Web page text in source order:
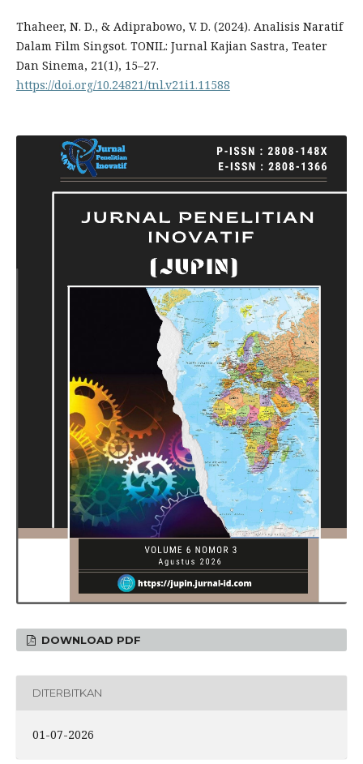
Thaheer, N. D., & Adiprabowo, V. D. (2024). Analisis Naratif
Dalam Film Singsot. TONIL: Jurnal Kajian Sastra, Teater
Dan Sinema, 21(1), 15–27.
https://doi.org/10.24821/tnl.v21i1.11588
DOWNLOAD PDF
DITERBITKAN
01-07-2026